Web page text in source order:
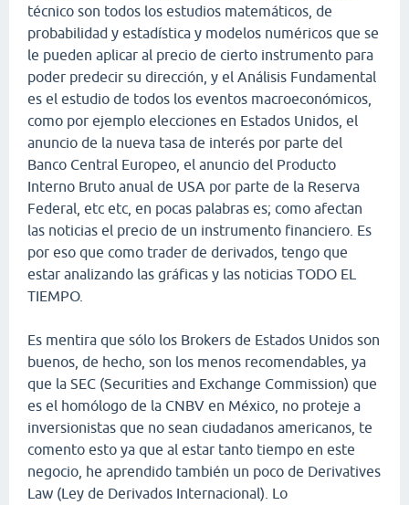
técnico son todos los estudios matemáticos, de
probabilidad y estadística y modelos numéricos que se
le pueden aplicar al precio de cierto instrumento para
poder predecir su dirección, y el Análisis Fundamental
es el estudio de todos los eventos macroeconómicos,
como por ejemplo elecciones en Estados Unidos, el
anuncio de la nueva tasa de interés por parte del
Banco Central Europeo, el anuncio del Producto
Interno Bruto anual de USA por parte de la Reserva
Federal, etc etc, en pocas palabras es; como afectan
las noticias el precio de un instrumento financiero. Es
por eso que como trader de derivados, tengo que
estar analizando las gráficas y las noticias TODO EL
TIEMPO.
Es mentira que sólo los Brokers de Estados Unidos son
buenos, de hecho, son los menos recomendables, ya
que la SEC (Securities and Exchange Commission) que
es el homólogo de la CNBV en México, no proteje a
inversionistas que no sean ciudadanos americanos, te
comento esto ya que al estar tanto tiempo en este
negocio, he aprendido también un poco de Derivatives
Law (Ley de Derivados Internacional). Lo